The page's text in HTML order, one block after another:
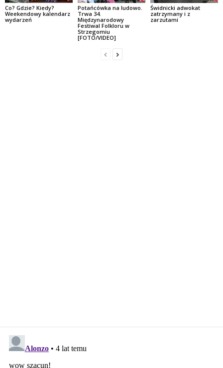
Co? Gdzie? Kiedy?
Weekendowy kalendarz
wydarzeń
Potańcówka na ludowo.
Trwa 34.
Międzynarodowy
Festiwal Folkloru w
Strzegomiu
[FOTO/VIDEO]
Świdnicki adwokat
zatrzymany i z
zarzutami